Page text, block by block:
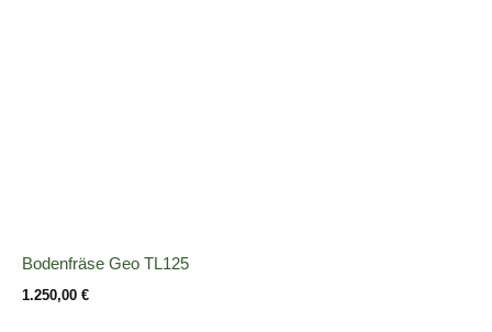
Bodenfräse Geo TL125
1.250,00 €